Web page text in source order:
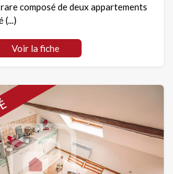
composé de deux appartements
(...)
Voir la fiche